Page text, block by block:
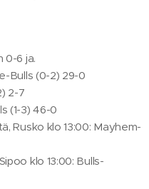
0-6 ja.
Bulls (0-2) 29-0
2-7
(1-3) 46-0
Rusko klo 13:00: Mayhem-
klo 13:00: Bulls-